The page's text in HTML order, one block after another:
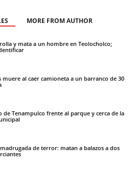
MORE FROM AUTHOR
y mata a un hombre en Teolocholco;
muere al caer camioneta a un barranco de 30
de Tenampulco frente al parque y cerca de la
de terror: matan a balazos a dos